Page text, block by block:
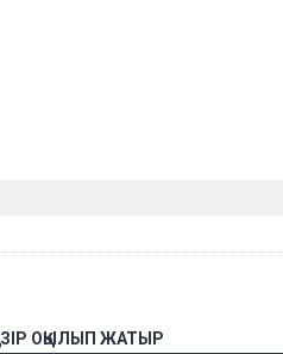
ОҚЫЛЫП ЖАТЫР